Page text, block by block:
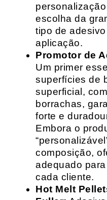
escolha da
tipo de
aplicação.
Promotor de
Um primer
superfícies de
superficial,
borrachas,
forte e
Embora o
composição,
adequado
cada cliente.
Hot Melt